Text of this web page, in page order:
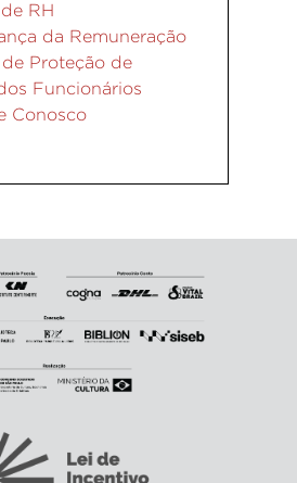
RH
da Remuneração
Proteção de
Funcionários
Conosco